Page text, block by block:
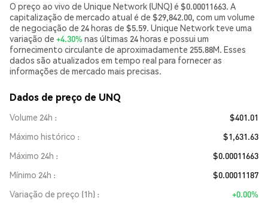
O preço ao vivo de Unique Network (UNQ) é $0.00011663. A
capitalização de mercado atual é de $29,842.00, com um volume
de negociação de 24 horas de $5.59. Unique Network teve uma
variação de +4.30% nas últimas 24 horas e possui um
fornecimento circulante de aproximadamente 255.88M. Esses
dados são atualizados em tempo real para fornecer as
informações de mercado mais precisas.
Dados de preço de UNQ
Volume 24h
$401.01
Máximo histórico
$1,631.63
Máximo 24h
$0.00011663
Mínimo 24h
$0.00011187
Variação de preço (1h)
+0.00%